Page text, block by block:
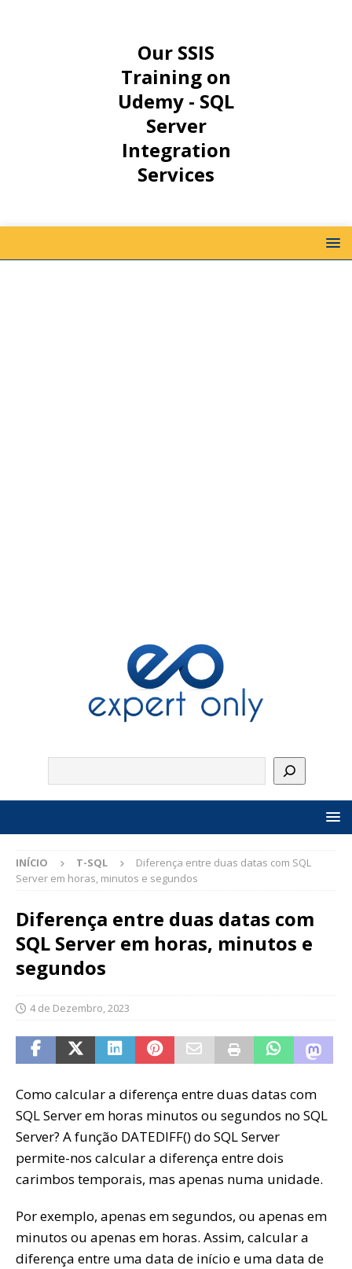
Our SSIS
Training on
Udemy - SQL
Server
Integration
Services
INÍCIO T-SQL
Diferença entre duas datas com SQL
Server em horas, minutos e segundos
Diferença entre duas datas com
SQL Server em horas, minutos e
segundos
4 de Dezembro, 2023
Como calcular a diferença entre duas datas com
SQL Server em horas minutos ou segundos no SQL
Server? A função DATEDIFF() do SQL Server
permite-nos calcular a diferença entre dois
carimbos temporais, mas apenas numa unidade.
Por exemplo, apenas em segundos, ou apenas em
minutos ou apenas em horas. Assim, calcular a
diferença entre uma data de início e uma data de